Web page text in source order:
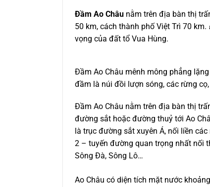
Đầm Ao Châu nằm trên địa bàn thị
50 km, cách thành phố Việt Trì 70 km.
vọng của đất tổ Vua Hùng.
Đầm Ao Châu mênh mông phẳng
đầm là núi đồi lượn sóng, các rừng
Đầm Ao Châu nằm trên địa bàn thị
đường sắt hoặc đường thuỷ tới Ao
là trục đường sắt xuyên Á, nối liền
2 – tuyến đường quan trọng nhất nối
Sông Đà, Sông Lô…
Ao Châu có diện tích mặt nước